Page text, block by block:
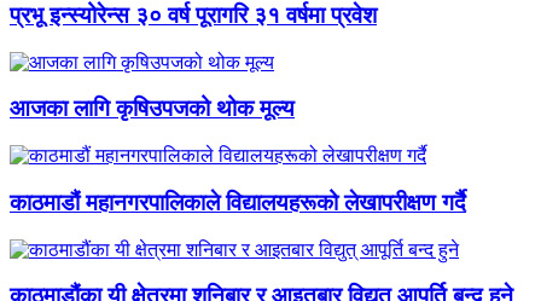
प्रभू इन्स्योरेन्स ३० वर्ष पूरागरि ३१ वर्षमा प्रवेश
आजका लागि कृषिउपजको थोक मूल्य
काठमाडौं महानगरपालिकाले विद्यालयहरूको लेखापरीक्षण गर्दै